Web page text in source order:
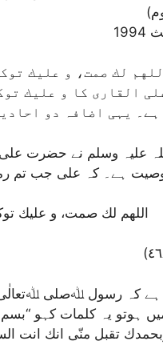
لك صمت، و عليك
القاری کا و عليك
یہی اضافہ دو
علیہ وسلم نے حضرت علی
وصیت ہے۔ کہ علی جب تم
اللهم لك صمت، و عليك
رسول ﷲصلی ﷲتعالٰی
ہوتو یہ کلمات کہو
تقبل منّی انك انت